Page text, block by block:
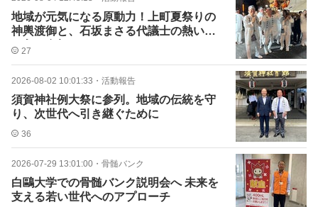
地域が元気になる原動力！上町夏祭りの
神輿渡御と、石坂まさる代議士の熱い飛
び入り参加
27
2026-08-02 10:01:33 ・ 活動報告
須賀神社例大祭に参列。地域の伝統を守
り、次世代へ引き継ぐために
36
2026-07-29 13:01:00 ・ 骨髄バンク
白鷗大学での骨髄バンク説明会へ 未来を
支える若い世代へのアプローチ